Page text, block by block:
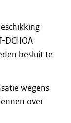
DCHOA
besluit te
wegens
over